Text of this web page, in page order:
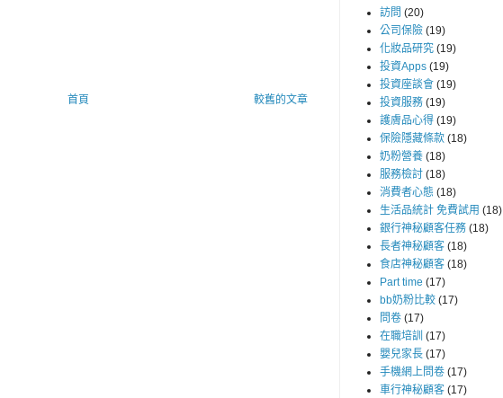
較舊的文章
首頁
訪問 (20)
公司保險 (19)
化妝品研究 (19)
投資Apps (19)
投資座談會 (19)
投資服務 (19)
護膚品心得 (19)
保險隱藏條款 (18)
奶粉營養 (18)
服務檢討 (18)
消費者心態 (18)
生活品統計 免費試用 (18)
銀行神秘顧客任務 (18)
長者神秘顧客 (18)
食店神秘顧客 (18)
Part time (17)
bb奶粉比較 (17)
問卷 (17)
在職培訓 (17)
嬰兒家長 (17)
手機網上問卷 (17)
車行神秘顧客 (17)